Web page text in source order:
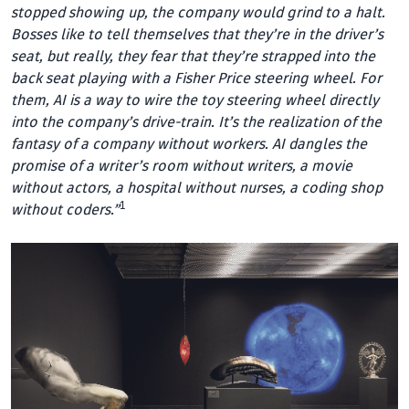
stopped showing up, the company would grind to a halt.
Bosses like to tell themselves that they’re in the driver’s
seat, but real­ly, they fear that they’re strapped into the
back seat playing with a Fisher Price steering wheel. For
them, AI is a way to wire the toy steering wheel directly
into the company’s drive-train. It’s the realization of the
fantasy of a company without workers. AI dangles the
promise of a writer’s room without writers, a movie
without actors, a hospital without nurses, a coding shop
without coders.”1